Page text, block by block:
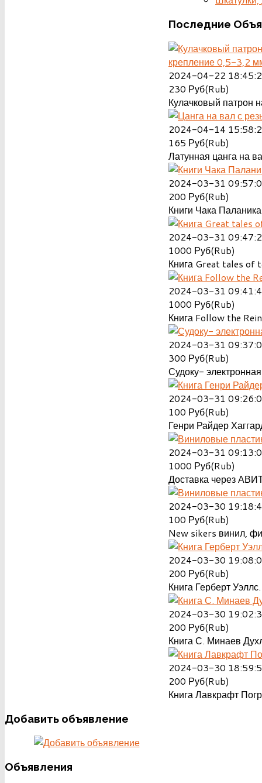
Последние
крепление 0,5-3,2
2024-04-22
230 Руб(Rub)
Кулачковый патрон
2024-04-14
165 Руб(Rub)
Латунная цанга на
2024-03-31
200 Руб(Rub)
Книги Чака
2024-03-31
1000 Руб(Rub)
Книга Great tales of
2024-03-31
1000 Руб(Rub)
Книга Follow the
2024-03-31
300 Руб(Rub)
Судоку-
2024-03-31
100 Руб(Rub)
Генри Райдер
2024-03-31
1000 Руб(Rub)
Доставка через
2024-03-30
100 Руб(Rub)
New sikers винил,
2024-03-30
200 Руб(Rub)
Книга Герберт
2024-03-30
200 Руб(Rub)
Книга С. Минаев
2024-03-30
200 Руб(Rub)
Книга Лавкрафт
Добавить объявление
Объявления